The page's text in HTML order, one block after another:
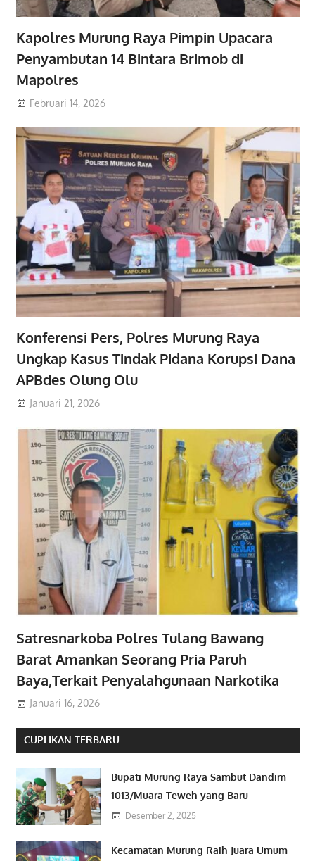
Kapolres Murung Raya Pimpin Upacara
Penyambutan 14 Bintara Brimob di
Mapolres
Februari 14, 2026
Konferensi Pers, Polres Murung Raya
Ungkap Kasus Tindak Pidana Korupsi Dana
APBdes Olung Olu
Januari 21, 2026
Satresnarkoba Polres Tulang Bawang
Barat Amankan Seorang Pria Paruh
Baya,Terkait Penyalahgunaan Narkotika
Januari 16, 2026
CUPLIKAN TERBARU
Bupati Murung Raya Sambut Dandim
1013/Muara Teweh yang Baru
Desember 2, 2025
Kecamatan Murung Raih Juara Umum